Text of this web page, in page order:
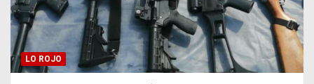
LO ROJO